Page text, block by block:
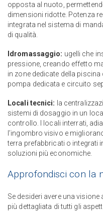
opposta al nuoto,
dimensioni ridotte. Potenza
integrata nel sistema di
di qualità.
Idromassaggio: ugelli che
pressione, creando effetto
in zone dedicate della
pompa dedicata e circuito
Locali tecnici: la
sistemi di dosaggio in un
controllo. I locali interrati,
l’ingombro visivo e
terra prefabbricati o integrati
soluzioni più economiche.
Approfondisci con la
Se desideri avere una visione
più dettagliata di tutti gli